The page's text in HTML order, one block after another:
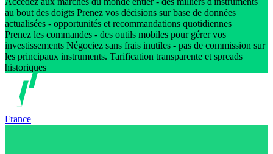
au bout des doigts Prenez vos décisions sur base de données
actualisées - opportunités et recommandations quotidiennes
Prenez les commandes - des outils mobiles pour gérer vos
investissements Négociez sans frais inutiles - pas de commission sur
les principaux instruments. Tarification transparente et spreads
historiques
France